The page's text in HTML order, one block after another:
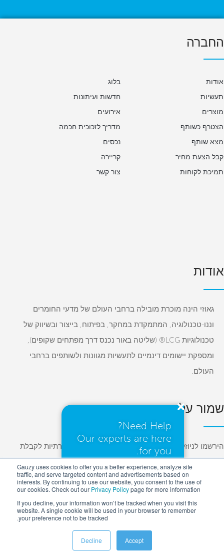
Gauzy uses cookies to offer you a better experience, analyze site
traffic, and serve targeted content and advertisements based on
interests. By continuing to use our website, you consent to the use of
our cookies. Check out our Privacy Policypage for more information
If you decline, your information won’t be tracked when you visit this
website. A single cookie will be used in your browser to remember
your preference not to be tracked.
Accept
Decline
החברה
אודות
תעשיות
מוצרים
הצטרף כשותף
מצא שותף
קבל הצעת מחיר
תמיכת לקוחות
בלוג
חדשות ועיתונות
אירועים
מדריך לזכוכית חכמה
נכסים
קריירה
צור קשר
אודות
גאוזי הינה מוכרת מובילה ברחבי העולם של מדעי החומרים
וננו-טכנולוגיה, המתמקדת במחקר, בפיתוח, בייצור ובשיווק של
טכנולוגיות LCG® (שליטה באור נכנס דרך מפתחים שקופים),
ומספקת יישומים דינמיים לתעשיות מגוונות ולשותפים ברחבי
העולם.
שמור על קשר
הירשמו לניוזלטרים שלנו ועקוב אחרינו ברשתות החברתיות לקבלת
עדכונים על פרויקטים, טכנולוגיות חדשות ואירועים שונים.
Investors
Customers
Press
Copyright © 2025 Gauzy Ltd and Entities –
Need Help?
Our experts are here
for you.
I need a quote
I have questions